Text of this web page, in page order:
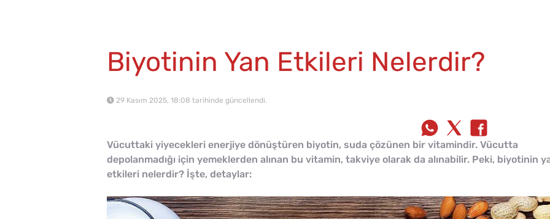
Biyotinin Yan Etkileri Nelerdir?
29 Kasım 2025, 18:08 tarihinde güncellendi.
Vücuttaki yiyecekleri enerjiye dönüştüren biyotin, suda çözünen bir vitamindir. Vücutta
depolanmadığı için yemeklerden alınan bu vitamin, takviye olarak da alınabilir. Peki, biyotinin
etkileri nelerdir? İşte, detaylar: